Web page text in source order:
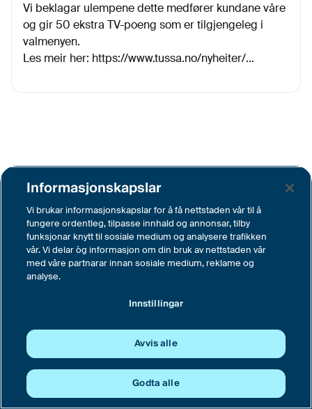
Vi beklagar ulempene dette medfører kundane våre
og gir 50 ekstra TV-poeng som er tilgjengeleg i
valmenyen.
Les meir her: https://www.tussa.no/nyheiter/...
Informasjonskapslar
Vi brukar informasjonskapslar for å få nettstaden vår til å
fungere ordentleg, tilpasse innhald og annonsar, tilby
funksjonar knytt til sosiale medium og analysere trafikken
vår. Vi delar òg informasjon om din bruk av nettstaden vår
med våre partnarar innan sosiale medium, reklame og
analyse.
Innstillingar
Avvis alle
Godta alle